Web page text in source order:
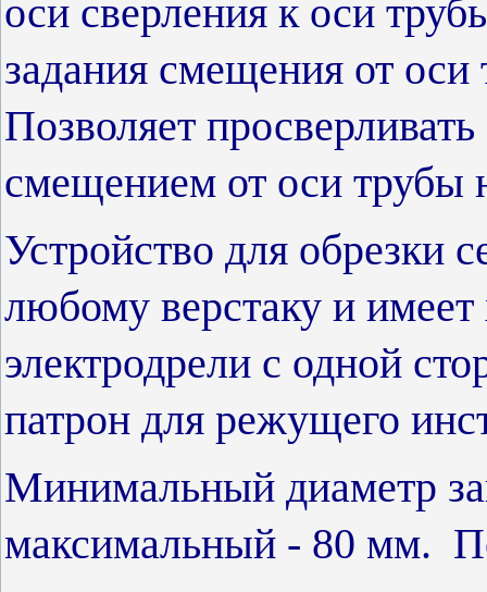
оси сверления к оси
задания смещения от
Позволяет
смещением от оси трубы
Устройство для обрезки
любому верстаку и
электродрели с одной
патрон для режущего
Минимальный диаметр
максимальный - 80 мм.